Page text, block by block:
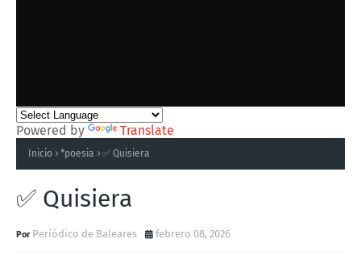
Powered by Translate
Inicio *poesia ✅ Quisiera
✅ Quisiera
Periódico de Baleares febrero 08, 2026